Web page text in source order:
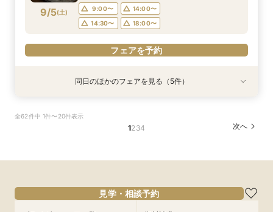
フェアを予約
フェアを予約
フェアを予約
フェアを予約
16:00〜
9/5(土) 9:00〜
14:00〜
14:30〜
18:00〜
フェアを予約
特典あり
9/5
式会場見学&「和」の演出体験♪常陸牛と旬のお魚
料理の贅沢食べ比べ付き♪四季感じる庭園でのお
9:00〜
14:00〜
フェアを予約
9/5
会
フェアを予約
特典あり
9/5
ン誕生！無料試食付
フェアを予約
特典あり
9/5
*ギフト券プレゼント
フェアを予約
特典あり
9/5
贅沢フィレ試食◎
フェアを予約
同日のほかのフェアを見る（5件）
全62件中 1件〜20件表示
1234 次へ
見学・相談予約